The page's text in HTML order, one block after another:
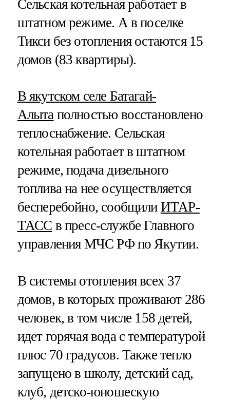
Сельская котельная работает в
штатном режиме. А в поселке
Тикси без отопления остаются 15
домов (83 квартиры).
В якутском селе Батагай-
Алытаполностью восстановлено
теплоснабжение. Сельская
котельная работает в штатном
режиме, подача дизельного
топлива на нее осуществляется
бесперебойно, сообщили ИТАР-
ТАСС в пресс-службе Главного
управления МЧС РФ по Якутии.
В системы отопления всех 37
домов, в которых проживают 286
человек, в том числе 158 детей,
идет горячая вода с температурой
плюс 70 градусов. Также тепло
запущено в школу, детский сад,
клуб, детско-юношескую